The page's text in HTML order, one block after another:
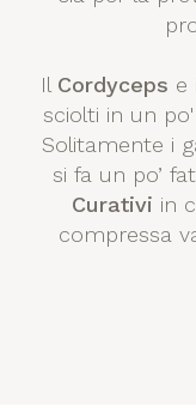
Il Cordyceps e
sciolti in un
Solitamente i
si fa un po’
Curativi in
compressa
Per quanto